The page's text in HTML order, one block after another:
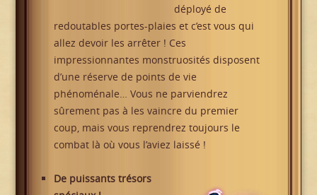
déployé de
redoutables portes-plaies et c’est vous qui
allez devoir les arrêter ! Ces
impressionnantes monstruosités disposent
d’une réserve de points de vie
phénoménale… Vous ne parviendrez
sûrement pas à les vaincre du premier
coup, mais vous reprendrez toujours le
combat là où vous l’aviez laissé !
De puissants trésors